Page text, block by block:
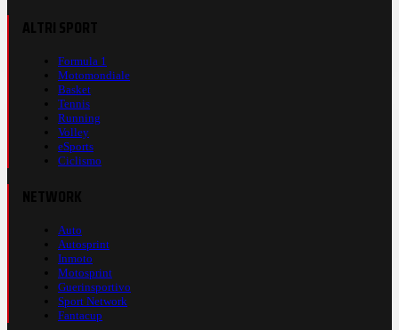
Formula 1
Motomondiale
Basket
Tennis
Running
Volley
eSports
Ciclismo
Auto
Autosprint
Inmoto
Motosprint
Guerinsportivo
Sport Network
Fantacup